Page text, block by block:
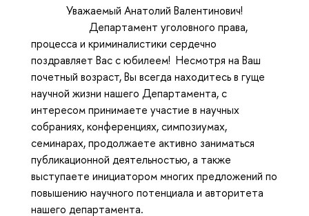
Уважаемый Анатолий Валентинович!
Департамент уголовного права,
процесса и криминалистики сердечно
поздравляет Вас с юбилеем! Несмотря на Ваш
почетный возраст, Вы всегда находитесь в гуще
научной жизни нашего Департамента, с
интересом принимаете участие в научных
собраниях, конференциях, симпозиумах,
семинарах, продолжаете активно заниматься
публикационной деятельностью, а также
выступаете инициатором многих предложений по
повышению научного потенциала и авторитета
нашего департамента.